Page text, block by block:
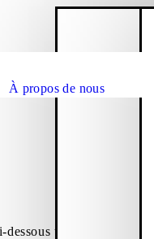
À propos de nous
une gamme mise